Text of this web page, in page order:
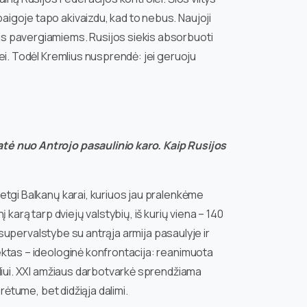
tapo akivaizdu, kad to nebus. Naujoji
pavergiamiems. Rusijos siekis absorbuoti
Todėl Kremlius nusprendė: jei geruoju
nuo Antrojo pasaulinio karo. Kaip Rusijos
Balkanų karai, kuriuos jau pralenkėme
tarp dviejų valstybių, iš kurių viena – 140
su antrąja armija pasaulyje ir
– ideologinė konfrontacija: reanimuota
XXI amžiaus darbotvarkė sprendžiama
bet didžiąja dalimi.